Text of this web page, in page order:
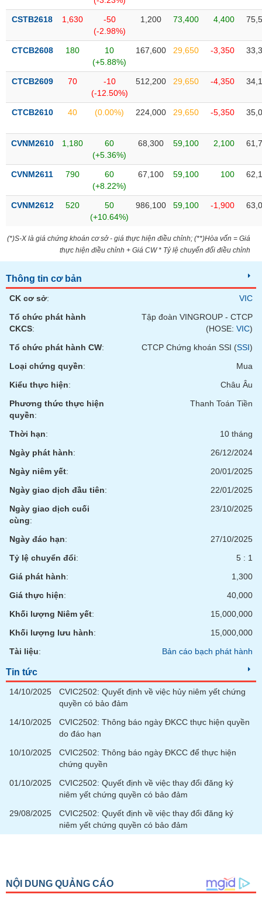
CSTB2618 1,630
-50
(-2.98%)
1,200 73,400 4,400
CTCB2608 180
10
(+5.88%)
167,600 29,650 -3,350
CTCB2609 70
-10
(-12.50%)
512,200 29,650 -4,350
CTCB2610 40 (0.00%) 224,000 29,650 -5,350
CVNM2610 1,180
60
(+5.36%)
68,300 59,100 2,100
CVNM2611 790
60
(+8.22%)
67,100 59,100 100
CVNM2612 520
50
(+10.64%)
986,100 59,100 -1,900
(*)S-X là giá chứng khoán cơ sở - giá thực hiện điều chỉnh; (**)Hòa vốn = Giá
thực hiện điều chỉnh + Giá CW * Tỷ lệ chuyển đổi điều chỉnh
Thông tin cơ bản
CK cơ sở:
VIC
Tổ chức phát hành
CKCS:
Tập đoàn VINGROUP - CTCP
(HOSE: VIC)
Tổ chức phát hành CW: CTCP Chứng khoán SSI (SSI)
Loại chứng quyền:
Mua
Kiểu thực hiện:
Châu Âu
Phương thức thực hiện
quyền:
Thanh Toán Tiền
Thời hạn:
10 tháng
Ngày phát hành:
26/12/2024
Ngày niêm yết:
20/01/2025
Ngày giao dịch đầu tiên:
22/01/2025
Ngày giao dịch cuối
cùng:
23/10/2025
Ngày đáo hạn:
27/10/2025
Tỷ lệ chuyển đổi:
5 : 1
Giá phát hành:
1,300
Giá thực hiện:
40,000
Khối lượng Niêm yết:
15,000,000
Khối lượng lưu hành:
15,000,000
Tài liệu: Bản cáo bạch phát hành
Tin tức
14/10/2025
CVIC2502: Quyết định về việc hủy niêm yết chứng
quyền có bảo đảm
14/10/2025
CVIC2502: Thông báo ngày ĐKCC thực hiện quyền
do đáo hạn
10/10/2025
CVIC2502: Thông báo ngày ĐKCC để thực hiện
chứng quyền
01/10/2025
CVIC2502: Quyết định về việc thay đổi đăng ký
niêm yết chứng quyền có bảo đảm
29/08/2025
CVIC2502: Quyết định về việc thay đổi đăng ký
niêm yết chứng quyền có bảo đảm
BẤT
ĐỘNG
chứng
khoán
Tất cả Cổ phiếu Chỉ số Chứng chỉ quỹ Chứng
Lãnh
(-)
Người nội bộ
(-)
Bài
viết
của
giả
(-)
cáo
phân
tích
(-)
Thuật
(-)
Dịch
(-)
Đào
tạo
Sách
chính
Công
đầu
Truyền
tài
Dữ
liệu